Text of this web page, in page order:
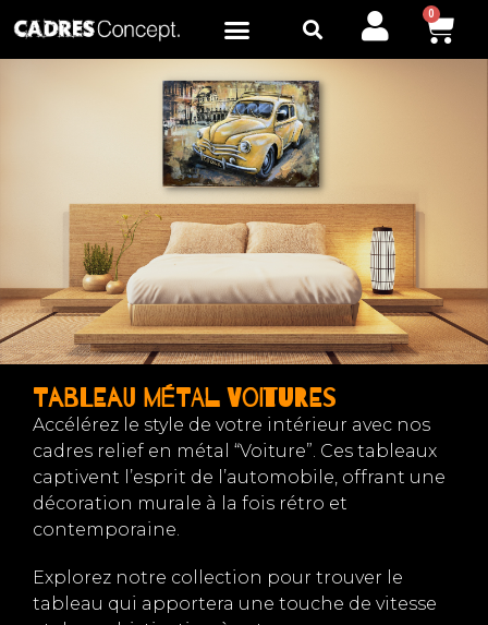
0
Tableau métal Voitures
Accélérez le style de votre intérieur avec nos
cadres relief en métal “Voiture”. Ces tableaux
captivent l’esprit de l’automobile, offrant une
décoration murale à la fois rétro et
contemporaine.
Explorez notre collection pour trouver le
tableau qui apportera une touche de vitesse